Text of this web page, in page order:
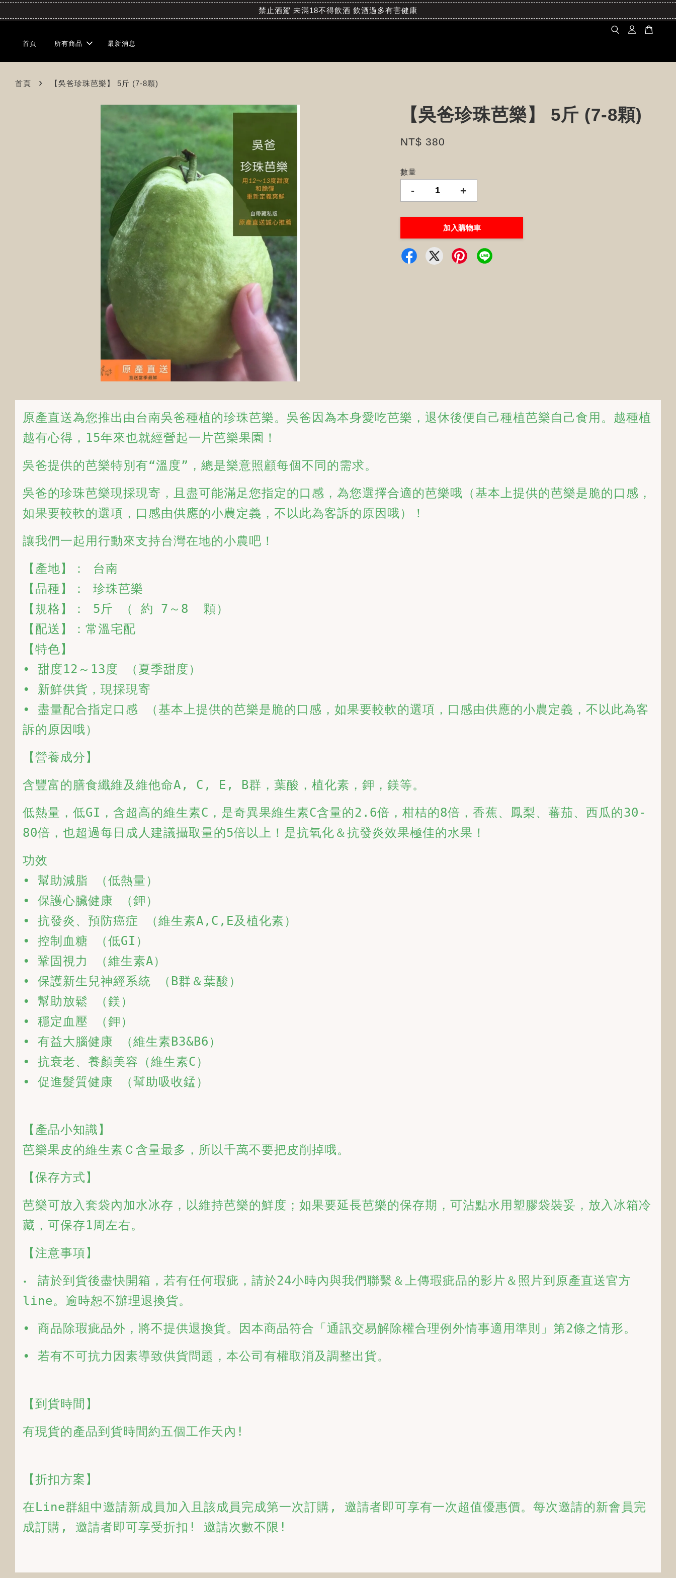
禁止酒駕 未滿18不得飲酒 飲酒過多有害健康
首頁 所有商品 最新消息
首頁 › 【吳爸珍珠芭樂】 5斤 (7-8顆)
【吳爸珍珠芭樂】 5斤 (7-8顆)
NT$ 380
數量
- +
加入購物車
原產直送為您推出由台南吳爸種植的珍珠芭樂。吳爸因為本身愛吃芭樂，退休後便自己種植芭樂自己食用。越種植
越有心得，15年來也就經營起一片芭樂果園！
吳爸提供的芭樂特別有“溫度”，總是樂意照顧每個不同的需求。
吳爸的珍珠芭樂現採現寄，且盡可能滿足您指定的口感，為您選擇合適的芭樂哦（基本上提供的芭樂是脆的口感，
如果要較軟的選項，口感由供應的小農定義，不以此為客訴的原因哦）！
讓我們一起用行動來支持台灣在地的小農吧！
【產地】： 台南
【品種】： 珍珠芭樂
【規格】： 5斤 （ 約 7～8  顆）
【配送】：常溫宅配
【特色】
• 甜度12～13度 （夏季甜度）
• 新鮮供貨，現採現寄
• 盡量配合指定口感 （基本上提供的芭樂是脆的口感，如果要較軟的選項，口感由供應的小農定義，不以此為客
訴的原因哦）
【營養成分】
含豐富的膳食纖維及維他命A, C, E, B群，葉酸，植化素，鉀，鎂等。
低熱量，低GI，含超高的維生素C，是奇異果維生素C含量的2.6倍，柑桔的8倍，香蕉、鳳梨、蕃茄、西瓜的30-
80倍，也超過每日成人建議攝取量的5倍以上！是抗氧化＆抗發炎效果極佳的水果！
功效
• 幫助減脂 （低熱量）
• 保護心臟健康 （鉀）
• 抗發炎、預防癌症 （維生素A,C,E及植化素）
• 控制血糖 （低GI）
• 鞏固視力 （維生素A）
• 保護新生兒神經系統 （B群＆葉酸）
• 幫助放鬆 （鎂）
• 穩定血壓 （鉀）
• 有益大腦健康 （維生素B3&B6）
• 抗衰老、養顏美容（維生素C）
• 促進髮質健康 （幫助吸收錳）
【產品小知識】
芭樂果皮的維生素Ｃ含量最多，所以千萬不要把皮削掉哦。
【保存方式】
芭樂可放入套袋內加水冰存，以維持芭樂的鮮度；如果要延長芭樂的保存期，可沾點水用塑膠袋裝妥，放入冰箱冷
藏，可保存1周左右。
【注意事項】
• 請於到貨後盡快開箱，若有任何瑕疵，請於24小時內與我們聯繫＆上傳瑕疵品的影片＆照片到原產直送官方
line。逾時恕不辦理退換貨。
• 商品除瑕疵品外，將不提供退換貨。因本商品符合「通訊交易解除權合理例外情事適用準則」第2條之情形。
• 若有不可抗力因素導致供貨問題，本公司有權取消及調整出貨。
【到貨時間】
有現貨的產品到貨時間約五個工作天內!
【折扣方案】
在Line群組中邀請新成員加入且該成員完成第一次訂購, 邀請者即可享有一次超值優惠價。每次邀請的新會員完